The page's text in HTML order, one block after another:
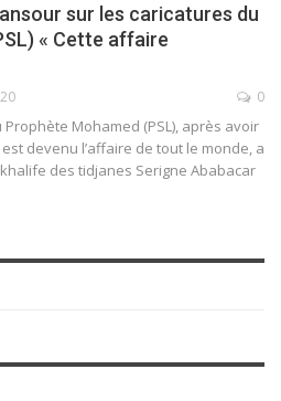
sur les caricatures du
« Cette affaire
0
Mohamed (PSL), après avoir
est devenu l’affaire de tout le monde, a
des tidjanes Serigne Ababacar